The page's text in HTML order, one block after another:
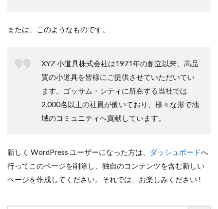
または、このようなものです。
XYZ 小道具株式会社は1971年の創立以来、高品
質の小道具を皆様にご提供させていただいてい
ます。ゴッサム・シティに所在する当社では
2,000名以上の社員が働いており、様々な形で地
域のコミュニティへ貢献しています。
新しく WordPress ユーザーになった方は、 ダッシュボードへ
行ってこのページを削除し、独自のコンテンツを含む新しい
ページを作成してください。それでは、お楽しみください !